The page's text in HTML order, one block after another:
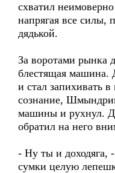
схватил
напрягая все силы,
дядькой.
За воротами рынка
блестящая машина.
и стал запихивать
сознание,
машины и рухнул.
обратил на него
- Ну ты и доходяга,
сумки целую